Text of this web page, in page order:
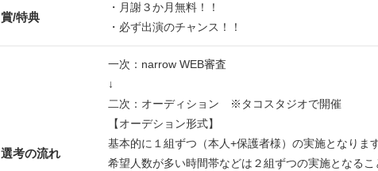
賞/特典
・月謝３か月無料！！
・必ず出演のチャンス！！
選考の流れ
一次：narrow WEB審査
↓
二次：オーディション ※タコスタジオで開催
【オーデション形式】
基本的に１組ずつ（本人+保護者様）の実施となりま
希望人数が多い時間帯などは２組ずつの実施となるこ